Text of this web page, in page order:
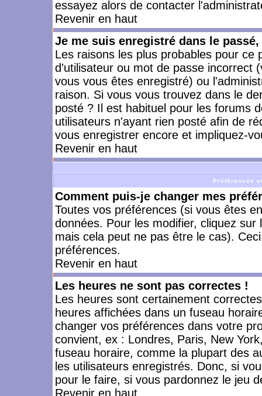
essayez alors de contacter
Revenir en haut
Je me suis enregistré dans le
Les raisons les plus probables pour
d'utilisateur ou mot de passe incorrect
vous vous êtes enregistré) ou
raison. Si vous vous trouvez dans le
posté ? Il est habituel pour les forums
utilisateurs n'ayant rien posté afin de
vous enregistrer encore et impliquez-
Revenir en haut
Préférences
Comment puis-je changer mes
Toutes vos préférences (si vous êtes
données. Pour les modifier, cliquez sur
mais cela peut ne pas être le cas).
préférences.
Revenir en haut
Les heures ne sont pas correctes !
Les heures sont certainement
heures affichées dans un fuseau
changer vos préférences dans votre
convient, ex : Londres, Paris, New
fuseau horaire, comme la plupart des
les utilisateurs enregistrés. Donc, si
pour le faire, si vous pardonnez le jeu
Revenir en haut